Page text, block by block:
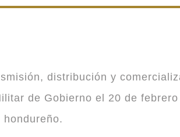
distribución y
de Gobierno el 20 de